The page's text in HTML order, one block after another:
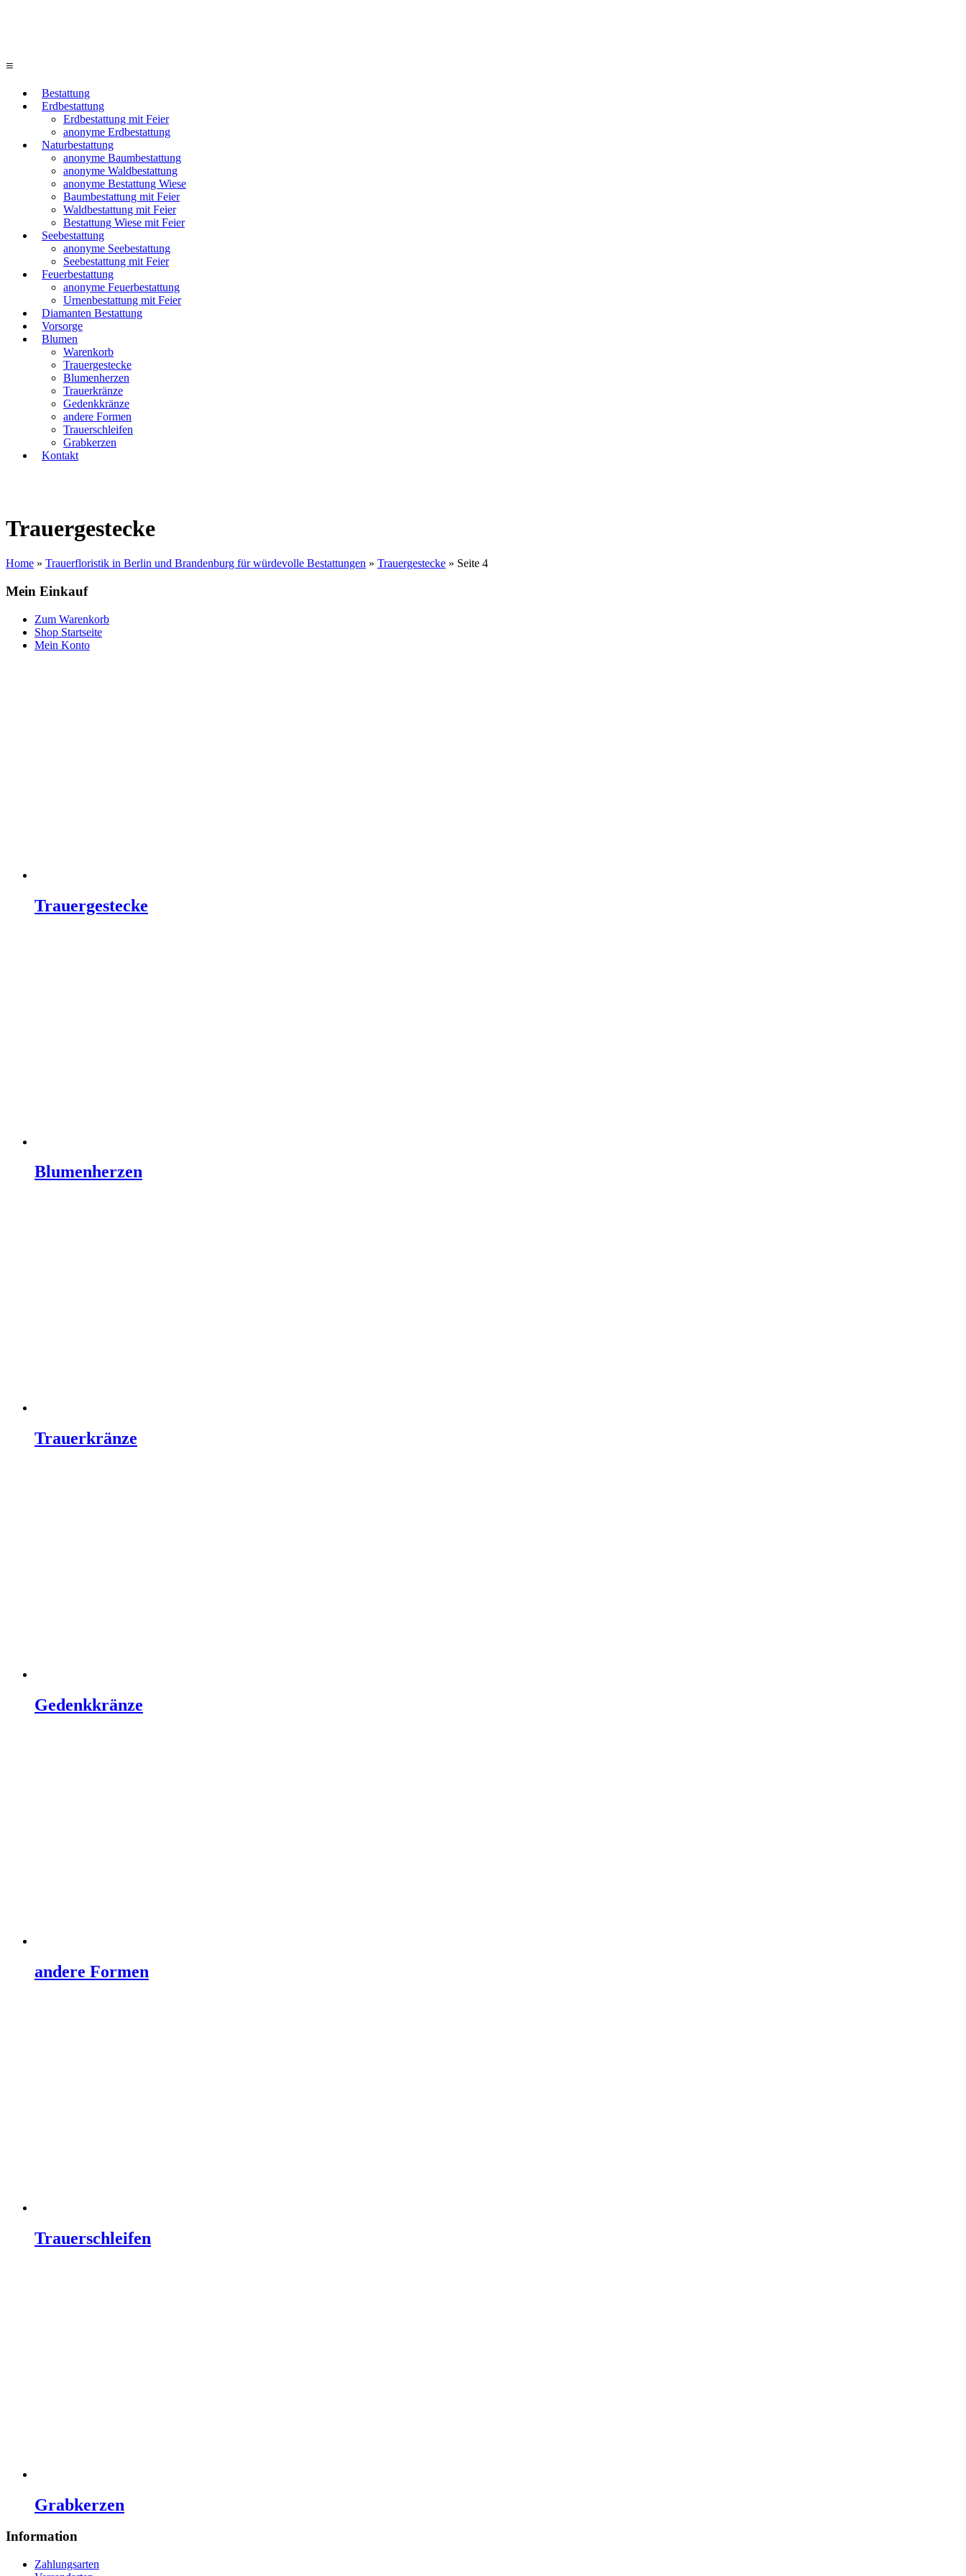
≡
Bestattung
Erdbestattung
Erdbestattung mit Feier
anonyme Erdbestattung
Naturbestattung
anonyme Baumbestattung
anonyme Waldbestattung
anonyme Bestattung Wiese
Baumbestattung mit Feier
Waldbestattung mit Feier
Bestattung Wiese mit Feier
Seebestattung
anonyme Seebestattung
Seebestattung mit Feier
Feuerbestattung
anonyme Feuerbestattung
Urnenbestattung mit Feier
Diamanten Bestattung
Vorsorge
Blumen
Warenkorb
Trauergestecke
Blumenherzen
Trauerkränze
Gedenkkränze
andere Formen
Trauerschleifen
Grabkerzen
Kontakt
Trauergestecke
Home » Trauerfloristik in Berlin und Brandenburg für würdevolle Bestattungen » Trauergestecke » Seite 4
Mein Einkauf
Zum Warenkorb
Shop Startseite
Mein Konto
Trauergestecke
Blumenherzen
Trauerkränze
Gedenkkränze
andere Formen
Trauerschleifen
Grabkerzen
Information
Zahlungsarten